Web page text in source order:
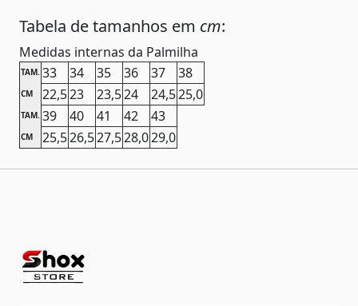
Tabela de tamanhos em cm:
Medidas internas da Palmilha
TAM. 33 34 35 36 37 38
CM 22,523 23,524 24,525,0
TAM. 39 40 41 42 43
CM 25,526,527,528,029,0